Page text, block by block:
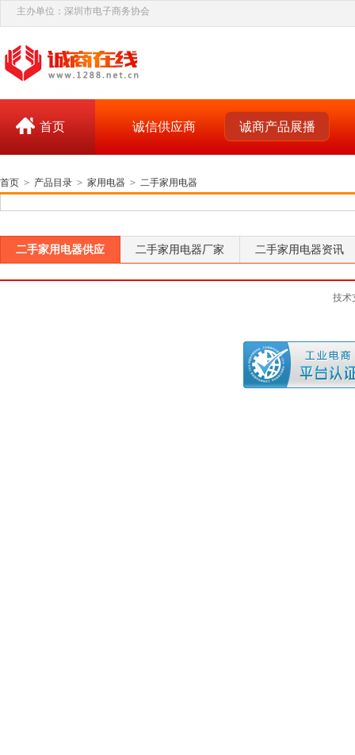
主办单位：深圳市电子商务协会
首页 诚信供应商 诚商产品展播
首页 > 产品目录 > 家用电器 > 二手家用电器
二手家用电器供应 二手家用电器厂家 二手家用电器资讯
技术